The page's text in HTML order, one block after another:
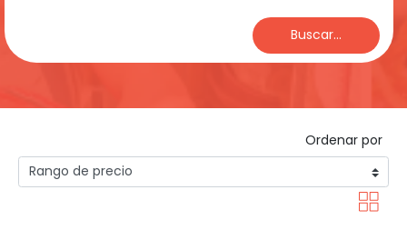
Buscar...
Ordenar por